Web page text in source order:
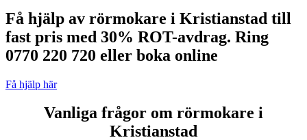
Få hjälp av rörmokare i Kristianstad till
fast pris med 30% ROT-avdrag. Ring
0770 220 720 eller boka online
Få hjälp här
Vanliga frågor om rörmokare i
Kristianstad